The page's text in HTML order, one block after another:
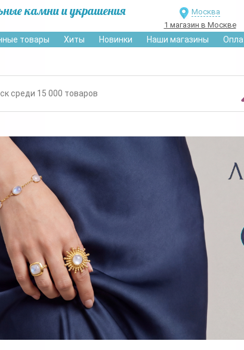
камни и украшения
Москва
1 магазин в Москве
товары Хиты Новинки Наши магазины